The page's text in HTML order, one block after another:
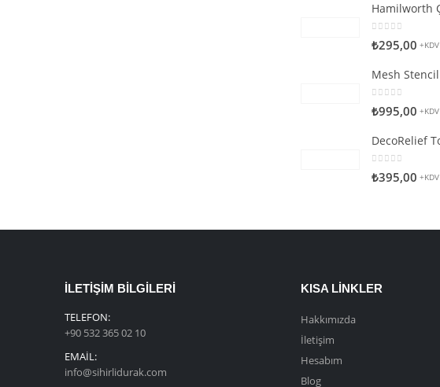
0 5 üzerinden
₺295,00 +KDV
0 5 üzerinden
₺995,00 +KDV
0 5 üzerinden
₺395,00 +KDV
İLETIŞIM BILGILERI
TELEFON:
+90 532 365 02 10
EMAIL:
info@sihirlidurak.com
KISA LINKLER
Hakkımızda
İletişim
Hesabım
Blog